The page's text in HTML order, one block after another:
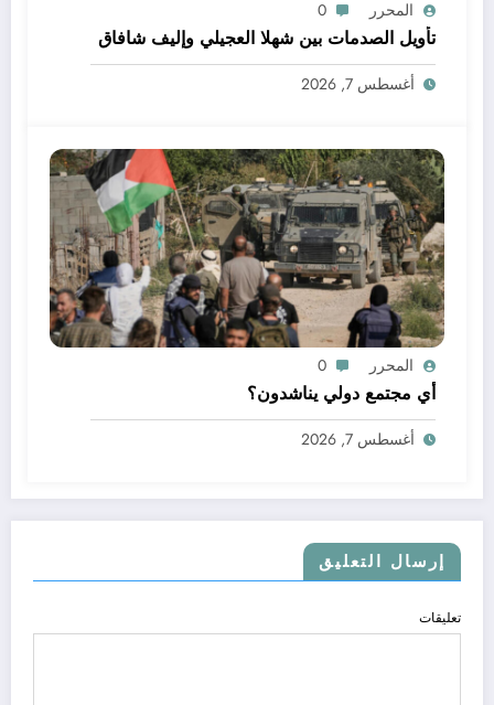
المحرر 0
تأويل الصدمات بين شهلا العجيلي وإليف شافاق
أغسطس 7, 2026
المحرر 0
أي مجتمع دولي يناشدون؟
أغسطس 7, 2026
إرسال التعليق
تعليقات